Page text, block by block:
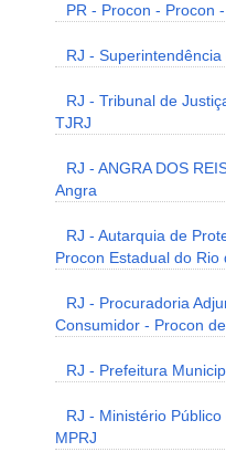
PR - Procon - Procon
RJ -
RJ - Tribunal de
TJRJ
RJ - ANGRA DOS
Angra
RJ - Autarquia de
Procon Estadual do Rio
RJ - Procuradoria
Consumidor - Procon
RJ - Prefeitura
RJ - Ministério
MPRJ